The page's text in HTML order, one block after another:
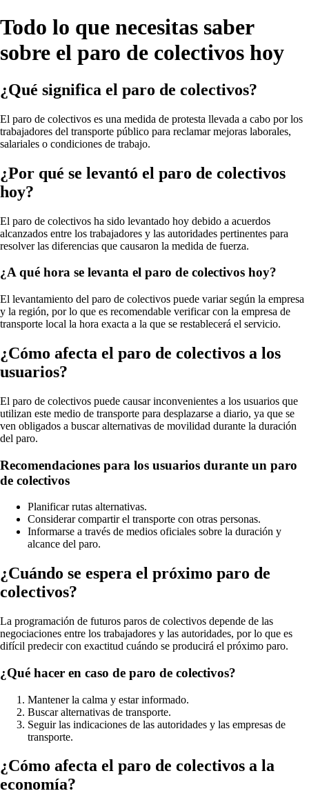
Todo lo que necesitas saber
sobre el paro de colectivos hoy
¿Qué significa el paro de colectivos?
El paro de colectivos es una medida de protesta llevada a cabo por los
trabajadores del transporte público para reclamar mejoras laborales,
salariales o condiciones de trabajo.
¿Por qué se levantó el paro de colectivos
hoy?
El paro de colectivos ha sido levantado hoy debido a acuerdos
alcanzados entre los trabajadores y las autoridades pertinentes para
resolver las diferencias que causaron la medida de fuerza.
¿A qué hora se levanta el paro de colectivos hoy?
El levantamiento del paro de colectivos puede variar según la empresa
y la región, por lo que es recomendable verificar con la empresa de
transporte local la hora exacta a la que se restablecerá el servicio.
¿Cómo afecta el paro de colectivos a los
usuarios?
El paro de colectivos puede causar inconvenientes a los usuarios que
utilizan este medio de transporte para desplazarse a diario, ya que se
ven obligados a buscar alternativas de movilidad durante la duración
del paro.
Recomendaciones para los usuarios durante un paro
de colectivos
Planificar rutas alternativas.
Considerar compartir el transporte con otras personas.
Informarse a través de medios oficiales sobre la duración y
alcance del paro.
¿Cuándo se espera el próximo paro de
colectivos?
La programación de futuros paros de colectivos depende de las
negociaciones entre los trabajadores y las autoridades, por lo que es
difícil predecir con exactitud cuándo se producirá el próximo paro.
¿Qué hacer en caso de paro de colectivos?
Mantener la calma y estar informado.
Buscar alternativas de transporte.
Seguir las indicaciones de las autoridades y las empresas de
transporte.
¿Cómo afecta el paro de colectivos a la
economía?